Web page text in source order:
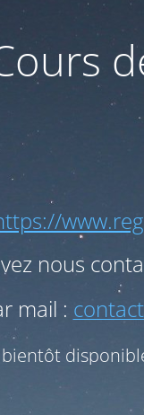
nous
mail :
bientôt